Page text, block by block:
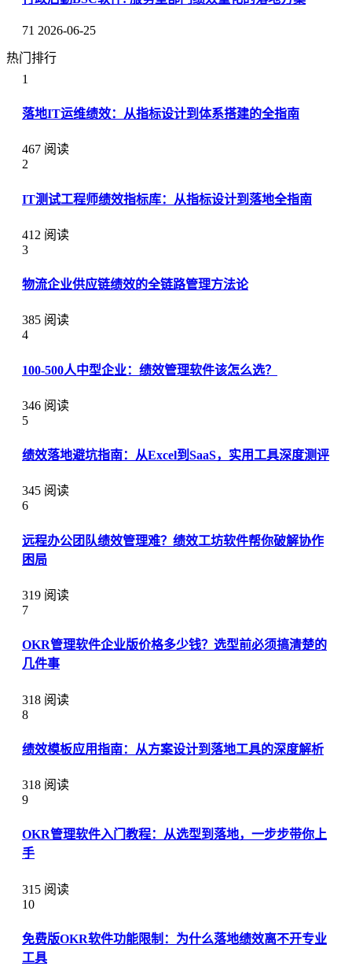
71 2026-06-25
热门排行
1
落地IT运维绩效：从指标设计到体系搭建的全指南
467 阅读
2
IT测试工程师绩效指标库：从指标设计到落地全指南
412 阅读
3
物流企业供应链绩效的全链路管理方法论
385 阅读
4
100-500人中型企业：绩效管理软件该怎么选？
346 阅读
5
绩效落地避坑指南：从Excel到SaaS，实用工具深度测评
345 阅读
6
远程办公团队绩效管理难？绩效工坊软件帮你破解协作
困局
319 阅读
7
OKR管理软件企业版价格多少钱？选型前必须搞清楚的
几件事
318 阅读
8
绩效模板应用指南：从方案设计到落地工具的深度解析
318 阅读
9
OKR管理软件入门教程：从选型到落地，一步步带你上
手
315 阅读
10
免费版OKR软件功能限制：为什么落地绩效离不开专业
工具